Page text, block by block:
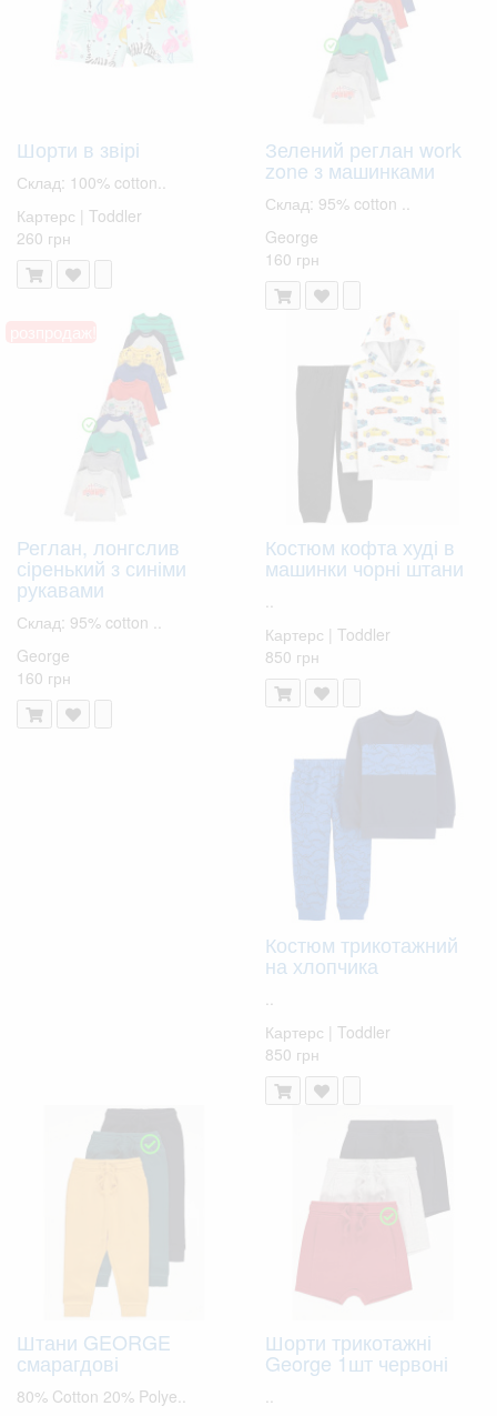
Шорти в звірі
Склад: 100% cotton..
Картерс | Toddler
260 грн
Зелений реглан work
zone з машинками
Склад: 95% cotton ..
George
160 грн
Реглан, лонгслив
сіренький з синіми
рукавами
Склад: 95% cotton ..
George
160 грн
Костюм кофта худі в
машинки чорні штани
Картерс | Toddler
850 грн
Костюм трикотажний
на хлопчика
Картерс | Toddler
850 грн
Штани GEORGE
смарагдові
80% Cotton 20% Polye..
Шорти трикотажні
George 1шт червоні